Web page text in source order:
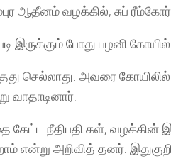
ஆதீனம் வழக்கில், சுப்
இருக்கும் போது பழனி
செல்லாது. அவரை
வாதாடினார்.
கேட்ட நீதிபதி கள், வழக்கின்
என்று அறிவித் தனர்.